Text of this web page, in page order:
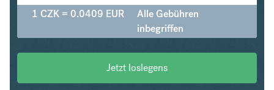
1 CZK = 0.0409 EUR
Alle Gebühren
inbegriffen
Jetzt loslegens